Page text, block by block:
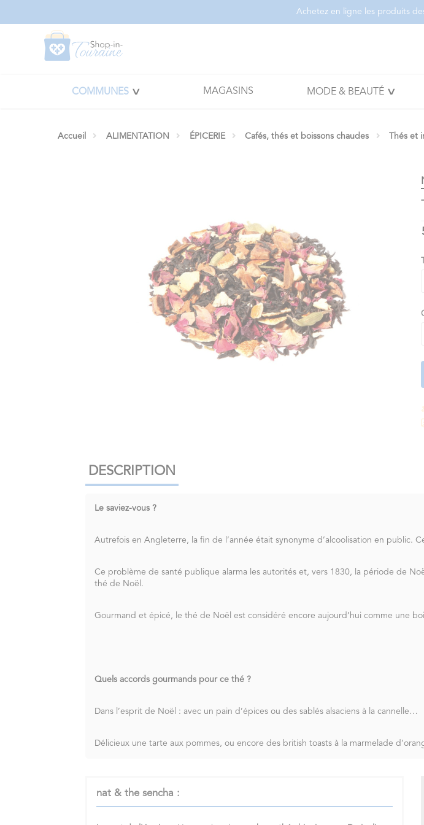
Achetez en ligne les produits
COMMUNES MAGASINS MODE & BEAUTÉ
Accueil ALIMENTATION ÉPICERIE Cafés, thés et boissons chaudes Thés et
DESCRIPTION
Le saviez-vous ?
Autrefois en Angleterre, la fin de l’année était synonyme d’alcoolisation en public.
Ce problème de santé publique alarma les autorités et, vers 1830, la période de
thé de Noël.
Gourmand et épicé, le thé de Noël est considéré encore aujourd’hui comme une
Quels accords gourmands pour ce thé ?
Dans l’esprit de Noël : avec un pain d’épices ou des sablés alsaciens à la cannelle…
Délicieux une tarte aux pommes, ou encore des british toasts à la marmelade
nat & the sencha :